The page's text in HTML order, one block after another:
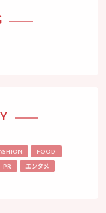
FOOD
PR エンタメ